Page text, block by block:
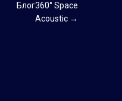
Блог360° Space
Acoustic →